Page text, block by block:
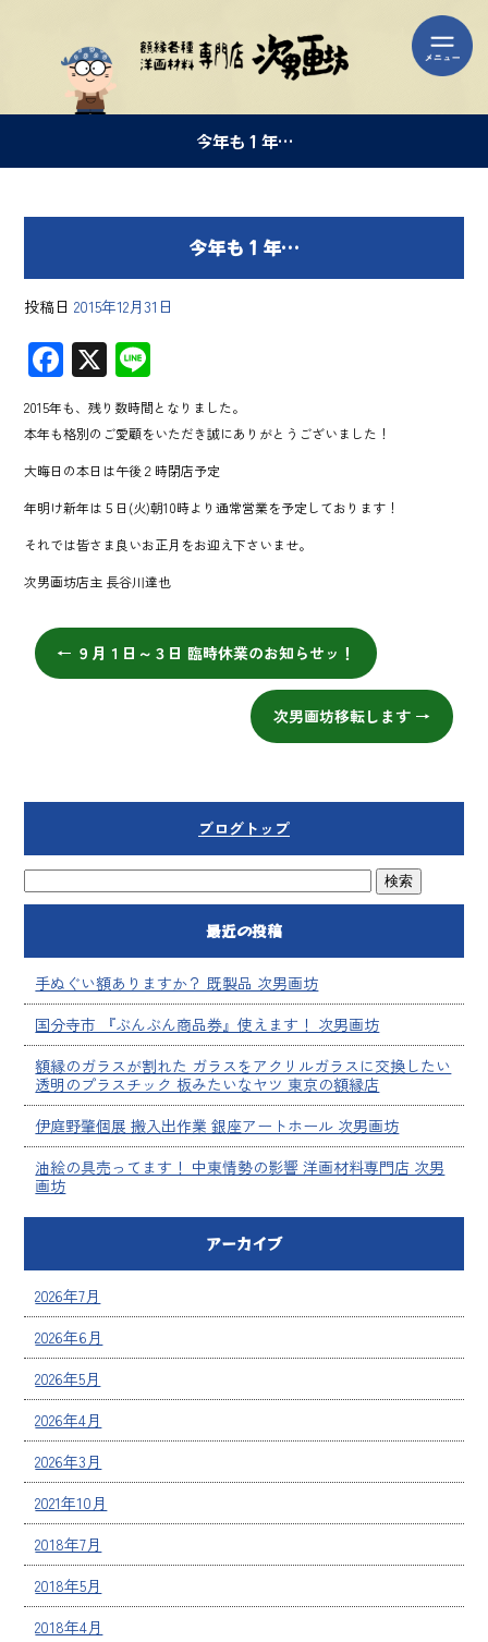
今年も１年…
今年も１年…
投稿日 2015年12月31日
F
ac
e
b
o
ok
X
ne
2015年も、残り数時間となりました。
本年も格別のご愛顧をいただき誠にありがとうございました！
大晦日の本日は午後２時閉店予定
年明け新年は５日(火)朝10時より通常営業を予定しております！
それでは皆さま良いお正月をお迎え下さいませ。
次男画坊店主 長谷川達也
← ９月１日～３日 臨時休業のお知らせッ！
次男画坊移転します →
ブログトップ
最近の投稿
手ぬぐい額ありますか？ 既製品 次男画坊
国分寺市 『ぶんぶん商品券』使えます！ 次男画坊
額縁のガラスが割れた ガラスをアクリルガラスに交換したい
透明のプラスチック 板みたいなヤツ 東京の額縁店
伊庭野肇個展 搬入出作業 銀座アートホール 次男画坊
油絵の具売ってます！ 中東情勢の影響 洋画材料専門店 次男
画坊
アーカイブ
2026年7月
2026年6月
2026年5月
2026年4月
2026年3月
2021年10月
2018年7月
2018年5月
2018年4月